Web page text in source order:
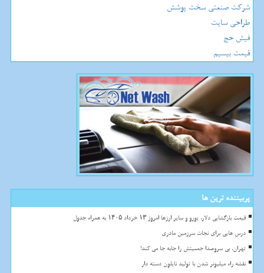
شرکت صنعتی سخت پوشش
طراحی سایت
فیش حج
قیمت بیسیم
پربیننده ترین ها
قیمت بازگشایی دلار، یورو و سایر ارزها امروز ۱۳ خرداد ۱۴۰۵ به همراه جدول
درس هایی برای نجات سرزمین مادری
تهران، بی سروصدا جمعیتش را جابه جا می کند!
نقشه راه میلیونر شدن با تولید نایلون دسته دار